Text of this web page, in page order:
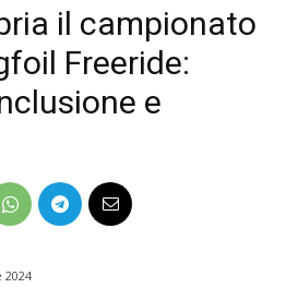
il campionato
Freeride:
e
2024